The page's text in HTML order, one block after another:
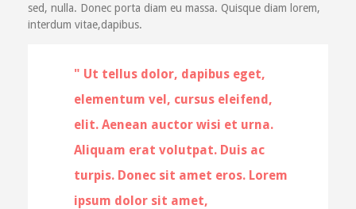
sed, nulla. Donec porta diam eu massa. Quisque diam lorem,
interdum vitae,dapibus.
Ut tellus dolor, dapibus eget,
elementum vel, cursus eleifend,
elit. Aenean auctor wisi et urna.
Aliquam erat volutpat. Duis ac
turpis. Donec sit amet eros. Lorem
ipsum dolor sit amet,